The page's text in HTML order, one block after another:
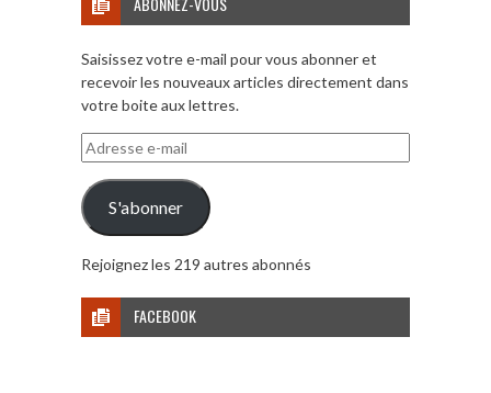
Saisissez votre e-mail pour vous abonner et
recevoir les nouveaux articles directement dans
votre boite aux lettres.
Adresse
e-
mail
S'abonner
Rejoignez les 219 autres abonnés
FACEBOOK